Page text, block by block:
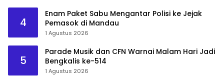
4
Enam Paket Sabu Mengantar Polisi ke Jejak
Pemasok di Mandau
1 Agustus 2026
5
Parade Musik dan CFN Warnai Malam Hari Jadi
Bengkalis ke-514
1 Agustus 2026